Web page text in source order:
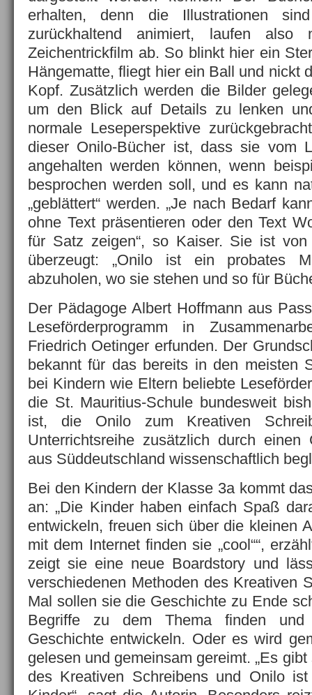
erhalten, denn die Illustrationen
zurückhaltend animiert, laufen
Zeichentrickfilm ab. So blinkt hier ein
Hängematte, fliegt hier ein Ball und nickt
Kopf. Zusätzlich werden die Bilder
um den Blick auf Details zu lenken
normale Leseperspektive
dieser Onilo-Bücher ist, dass sie vom
angehalten werden können, wenn
besprochen werden soll, und es kann
„geblättert“ werden. „Je nach Bedarf
ohne Text präsentieren oder den Text
für Satz zeigen“, so Kaiser. Sie ist von
überzeugt: „Onilo ist ein probates
abzuholen, wo sie stehen und so für
Der Pädagoge Albert Hoffmann aus
Leseförderprogramm in
Friedrich Oetinger erfunden. Der
bekannt für das bereits in den meisten
bei Kindern wie Eltern beliebte
die St. Mauritius-Schule bundesweit
ist, die Onilo zum Kreativen
Unterrichtsreihe zusätzlich durch einen
aus Süddeutschland wissenschaftlich
Bei den Kindern der Klasse 3a kommt
an: „Die Kinder haben einfach Spaß
entwickeln, freuen sich über die kleinen
mit dem Internet finden sie „cool““,
zeigt sie eine neue Boardstory und
verschiedenen Methoden des Kreativen
Mal sollen sie die Geschichte zu Ende
Begriffe zu dem Thema finden
Geschichte entwickeln. Oder es wird
gelesen und gemeinsam gereimt. „Es
des Kreativen Schreibens und Onilo